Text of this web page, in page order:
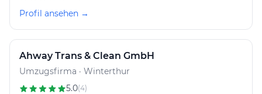
Profil ansehen →
Ahway Trans & Clean GmbH
Umzugsfirma · Winterthur
5.0(4)